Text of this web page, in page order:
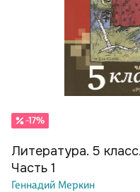
-17%
Литература. 5
Часть 1
Геннадий Меркин